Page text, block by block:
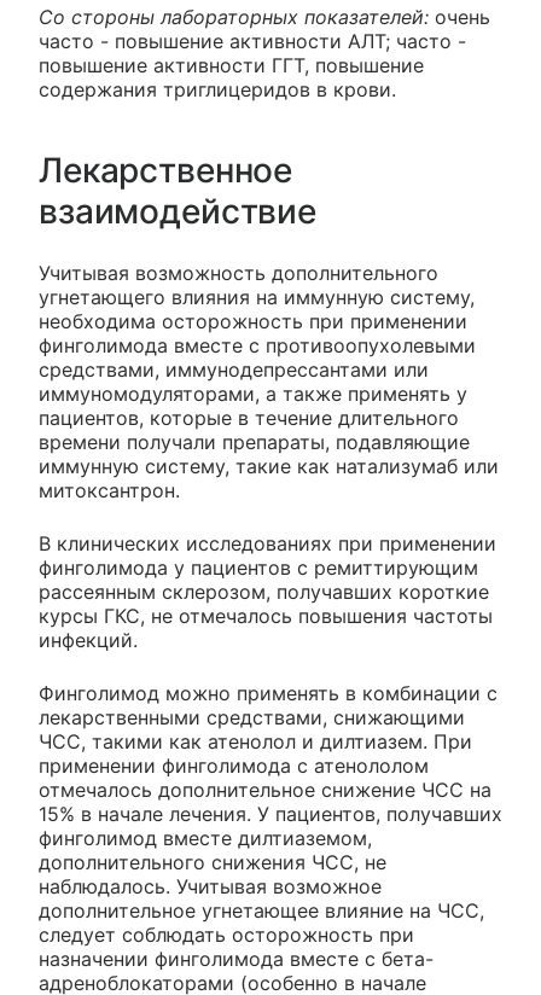
Со стороны лабораторных показателей: очень
часто - повышение активности АЛТ; часто -
повышение активности ГГТ, повышение
содержания триглицеридов в крови.
Лекарственное
взаимодействие
Учитывая возможность дополнительного
угнетающего влияния на иммунную систему,
необходима осторожность при применении
финголимода вместе с противоопухолевыми
средствами, иммунодепрессантами или
иммуномодуляторами, а также применять у
пациентов, которые в течение длительного
времени получали препараты, подавляющие
иммунную систему, такие как натализумаб или
митоксантрон.
В клинических исследованиях при применении
финголимода у пациентов с ремиттирующим
рассеянным склерозом, получавших короткие
курсы ГКС, не отмечалось повышения частоты
инфекций.
Финголимод можно применять в комбинации с
лекарственными средствами, снижающими
ЧСС, такими как атенолол и дилтиазем. При
применении финголимода с атенололом
отмечалось дополнительное снижение ЧСС на
15% в начале лечения. У пациентов, получавших
финголимод вместе дилтиаземом,
дополнительного снижения ЧСС, не
наблюдалось. Учитывая возможное
дополнительное угнетающее влияние на ЧСС,
следует соблюдать осторожность при
назначении финголимода вместе с бета-
адреноблокаторами (особенно в начале